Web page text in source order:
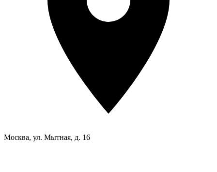
Москва, ул. Мытная, д. 16